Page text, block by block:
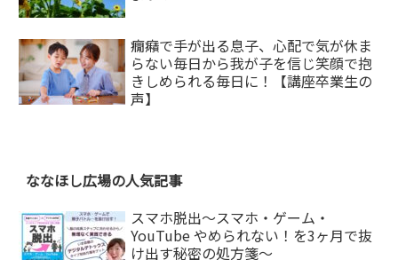
癇癪で手が出る息子、心配で気が休ま
らない毎日から我が子を信じ笑顔で抱
きしめられる毎日に！【講座卒業生の
声】
ななほし広場の人気記事
スマホ脱出〜スマホ・ゲーム・
YouTube やめられない！を3ヶ月で抜
け出す秘密の処方箋〜